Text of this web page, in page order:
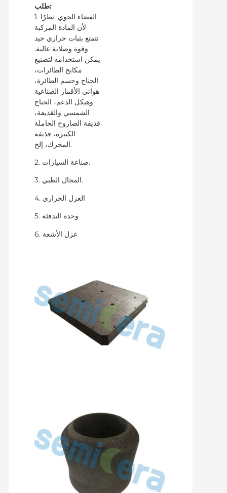
طلب:
1. الفضاء الجوي. نظرًا
لأن المادة المركبة
تتمتع بثبات حراري جيد
وقوة وصلابة عالية.
يمكن استخدامه لتصنيع
مكابح الطائرات،
الجناح وجسم الطائرة،
هوائي الأقمار الصناعية
وهيكل الدعم، الجناح
الشمسي والقذيفة،
قذيفة الصاروخ الحاملة
الكبيرة، قذيفة
المحرك، إلخ.
2. صناعة السيارات.
3. المجال الطبي.